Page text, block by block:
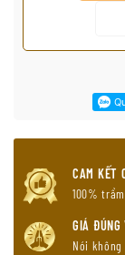
CAM KẾT
100%
GIÁ
Nói